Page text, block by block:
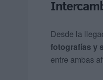
Desde la
fotografías y
entre ambas